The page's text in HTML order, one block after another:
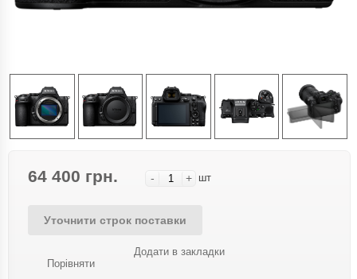
64 400 грн. - + шт
Уточнити строк поставки
Порівняти
Додати в закладки